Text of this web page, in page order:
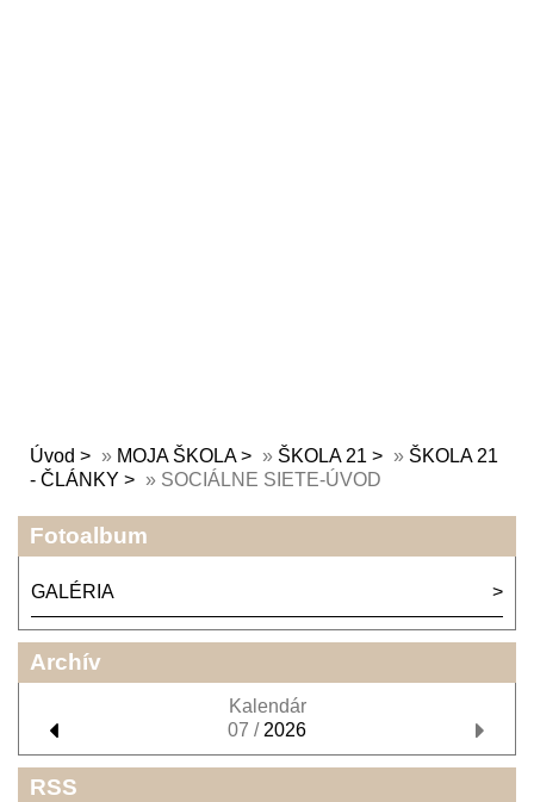
Úvod » MOJA ŠKOLA » ŠKOLA 21 » ŠKOLA 21
- ČLÁNKY
» SOCIÁLNE SIETE-ÚVOD
Fotoalbum
GALÉRIA
Archív
Kalendár
07 / 2026
RSS